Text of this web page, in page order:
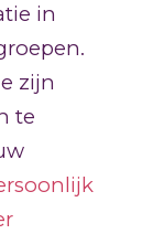
in
zijn
te